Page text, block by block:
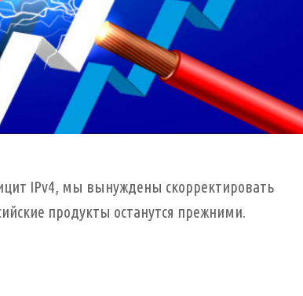
IPv4, мы вынуждены скорректировать
продукты останутся прежними.